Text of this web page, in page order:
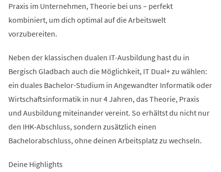
Praxis im Unternehmen, Theorie bei uns – perfekt
kombiniert, um dich optimal auf die Arbeitswelt
vorzubereiten.
Neben der klassischen dualen IT-Ausbildung hast du in
Bergisch Gladbach auch die Möglichkeit, IT Dual+ zu wählen:
ein duales Bachelor-Studium in Angewandter Informatik oder
Wirtschaftsinformatik in nur 4 Jahren, das Theorie, Praxis
und Ausbildung miteinander vereint. So erhältst du nicht nur
den IHK-Abschluss, sondern zusätzlich einen
Bachelorabschluss, ohne deinen Arbeitsplatz zu wechseln.
Deine Highlights